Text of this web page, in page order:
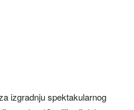
izgradnju spektakularnog